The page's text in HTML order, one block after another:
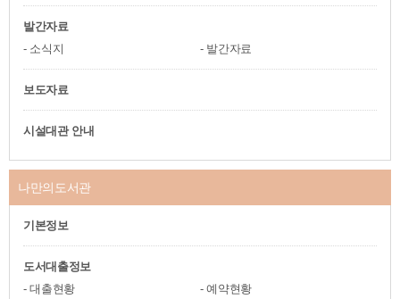
발간자료
소식지
발간자료
보도자료
시설대관 안내
나만의도서관
기본정보
도서대출정보
대출현황
예약현황